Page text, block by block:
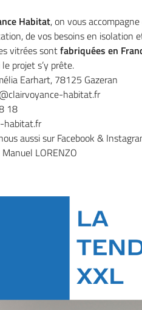
Habitat, on vous
de vos besoins en isolation
vitrées sontfabriquées en
le projet s’y prête.
Earhart, 78125 Gazeran
habitat.fr
18
habitat.fr
aussi sur Facebook &
LORENZO